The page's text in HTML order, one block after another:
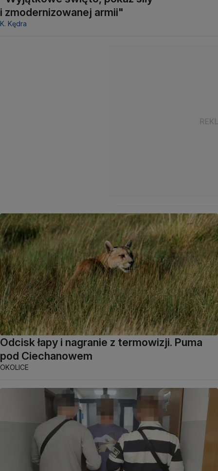
i zmodernizowanej armii"
K. Kędra
Odcisk łapy i nagranie z termowizji. Puma
pod Ciechanowem
OKOLICE